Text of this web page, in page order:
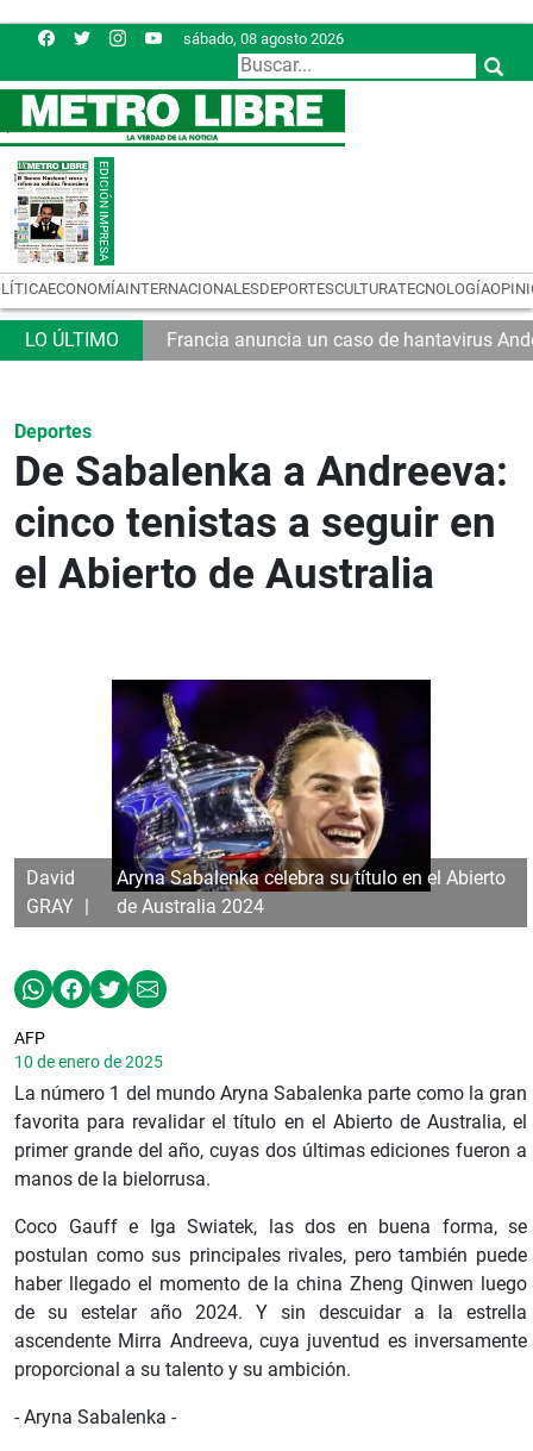
sábado, 08 agosto 2026
ECONOMÍAINTERNACIONALESDEPORTESCULTURATECNOLOGÍA
Francia anuncia un caso de hantavirus
Deportes
De Sabalenka a Andreeva:
cinco tenistas a seguir en
el Abierto de Australia
Aryna Sabalenka celebra su título en el Abierto
de Australia 2024
David
GRAY
AFP
10 de enero de 2025
La número 1 del mundo Aryna Sabalenka parte como la gran
favorita para revalidar el título en el Abierto de Australia, el
primer grande del año, cuyas dos últimas ediciones fueron a
manos de la bielorrusa.
Coco Gauff e Iga Swiatek, las dos en buena forma, se
postulan como sus principales rivales, pero también puede
haber llegado el momento de la china Zheng Qinwen luego
de su estelar año 2024. Y sin descuidar a la estrella
ascendente Mirra Andreeva, cuya juventud es inversamente
proporcional a su talento y su ambición.
- Aryna Sabalenka -